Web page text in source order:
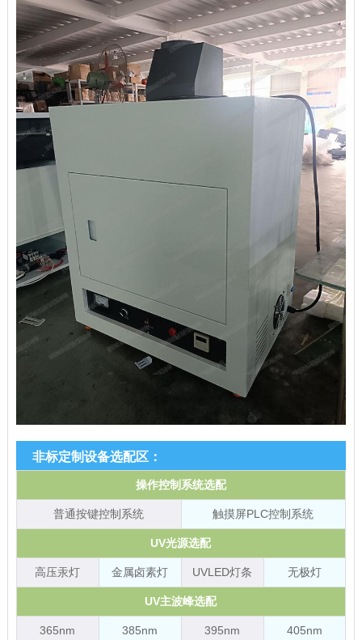
非标定制设备选配区：
操作控制系统选配
普通按键控制系统 触摸屏PLC控制系统
UV光源选配
高压汞灯 金属卤素灯 UVLED灯条 无极灯
UV主波峰选配
365nm 385nm 395nm 405nm